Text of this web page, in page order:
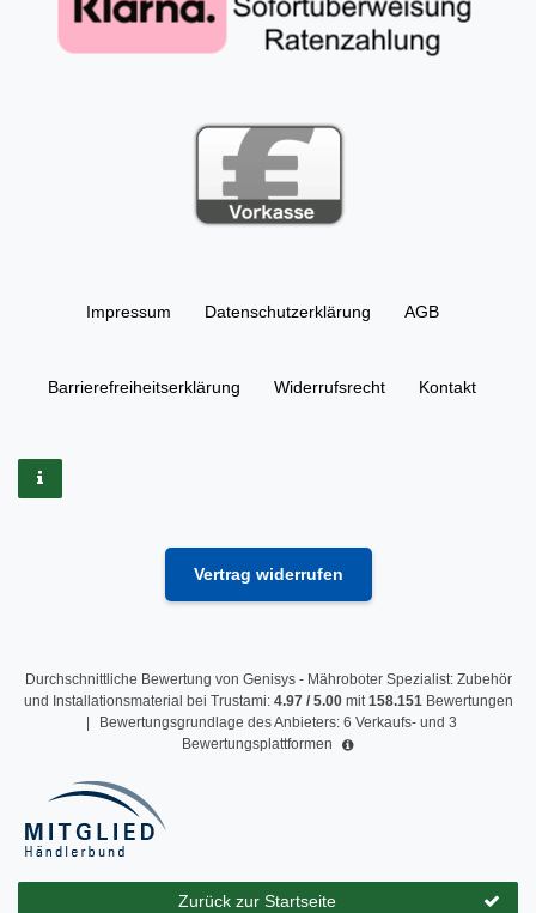
Impressum Daten­schutz­erklärung AGB
Barrierefreiheitserklärung Widerrufs­recht Kontakt
Vertrag widerrufen
Durchschnittliche Bewertung von Genisys - Mähroboter Spezialist: Zubehör
und Installationsmaterial bei Trustami: 4.97/ 5.00mit 158.151 Bewertungen
|
Bewertungsgrundlage des Anbieters: 6 Verkaufs- und 3
Bewertungsplattformen
Zurück zur Startseite